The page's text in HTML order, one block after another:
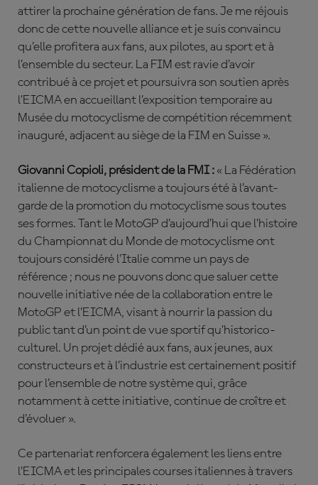
attirer la prochaine génération de fans. Je me réjouis
donc de cette nouvelle alliance et je suis convaincu
qu’elle profitera aux fans, aux pilotes, au sport et à
l’ensemble du secteur. La FIM est ravie d’avoir
contribué à ce projet et poursuivra son soutien après
l’EICMA en accueillant l’exposition temporaire au
Musée du motocyclisme de compétition récemment
inauguré, adjacent au siège de la FIM en Suisse ».
Giovanni Copioli, président de la FMI : « La Fédération
italienne de motocyclisme a toujours été à l’avant-
garde de la promotion du motocyclisme sous toutes
ses formes. Tant le MotoGP d’aujourd’hui que l’histoire
du Championnat du Monde de motocyclisme ont
toujours considéré l’Italie comme un pays de
référence ; nous ne pouvons donc que saluer cette
nouvelle initiative née de la collaboration entre le
MotoGP et l’EICMA, visant à nourrir la passion du
public tant d’un point de vue sportif qu’historico-
culturel. Un projet dédié aux fans, aux jeunes, aux
constructeurs et à l’industrie est certainement positif
pour l’ensemble de notre système qui, grâce
notamment à cette initiative, continue de croître et
d’évoluer ».
Ce partenariat renforcera également les liens entre
l’EICMA et les principales courses italiennes à travers